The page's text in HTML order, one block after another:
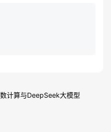
计算与DeepSeek大模型